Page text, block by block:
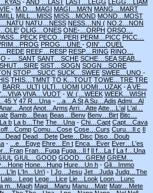
-AND …LAST LAST…LEGG LEGG…LIAM
- M.D.…MAGI MAGI…MA'N MANG…MART
MILL…MISS MISS…MOND MOND…MOST
NATU…NESS NESS…NN ( NO.2…NON
OLIG…ONES ONE-…ORPH ORSO…
PECO…PERI PERM…PICC PICC…
PROG…UNE - QIN'…QUEL
REEF…RESP RESP…RING RINO…
O - …SANT SANT…SCHE SCHE…SEASEAB…
SHUT…SIRE SIST…SOGN SOGN…SORE
STOP…SUCC SUCK…SWEE SWEE…UNO -
THIS…TMNT TO K…TOUT TOWE…TRE TRE
BARR…ULTI ULTI…UOMI UOMI…UZAK -A VE…
VIVA…VUOT - W. (…WEEK WEEK…WISH
Y 47 R…Una - ...a…A StA Su…Adis Admi…Al
Anot…Arms Arri…AtteAtte…L'al L'al…
Bamb…Beas Beas…Benv Benv…Birt Bitc…
b La b…The The…Una - Chi…Capt Capt…Cava
Comu…Cose Cose…Curs Curu…Il c Il
Dead…Dete Dete…Disc Diso…Doub
- ...e…Egye Ehre…En t Enca…Ever Ever…L'es
Fran…Fuga Fuga…Il f Il f…La f La f…Una
GIUL…GOOD GOOD…GREM GREM…
Hone…Hung Hure…Un h - Gli…Immo
L'In…Un'i - I Jo…Jesu Jet…Juda Judg…The
Lais…Lege Lege…Lice Lie…Look Loon…Lunc
m…Magh Magi…Manu Manu…Matr Matr…Mete